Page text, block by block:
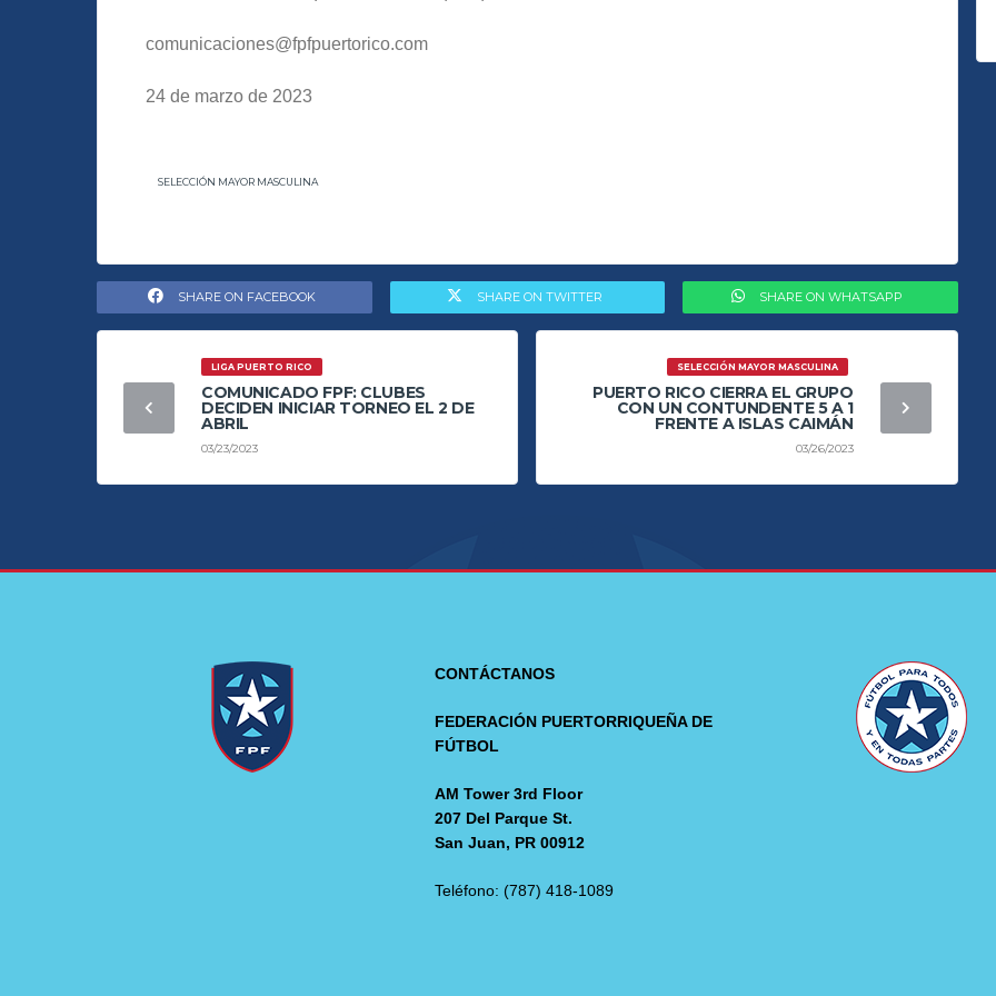
comunicaciones@fpfpuertorico.com
24 de marzo de 2023
SELECCIÓN MAYOR MASCULINA
SHARE ON FACEBOOK SHARE ON TWITTER SHARE ON WHATSAPP
LIGA PUERTO RICO
COMUNICADO FPF: CLUBES
DECIDEN INICIAR TORNEO EL 2 DE
ABRIL
03/23/2023
SELECCIÓN MAYOR MASCULINA
PUERTO RICO CIERRA EL GRUPO
CON UN CONTUNDENTE 5 A 1
FRENTE A ISLAS CAIMÁN
03/26/2023
CONTÁCTANOS
FEDERACIÓN PUERTORRIQUEÑA DE
FÚTBOL
AM Tower 3rd Floor
207 Del Parque St.
San Juan, PR 00912
Teléfono: (787) 418-1089